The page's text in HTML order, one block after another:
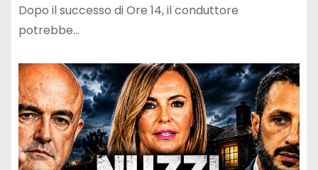
Dopo il successo di Ore 14, il conduttore
potrebbe…